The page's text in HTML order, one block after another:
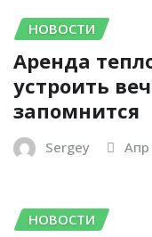
НОВОСТИ
Аренда
устроить
запомнится
Sergey Апр
НОВОСТИ